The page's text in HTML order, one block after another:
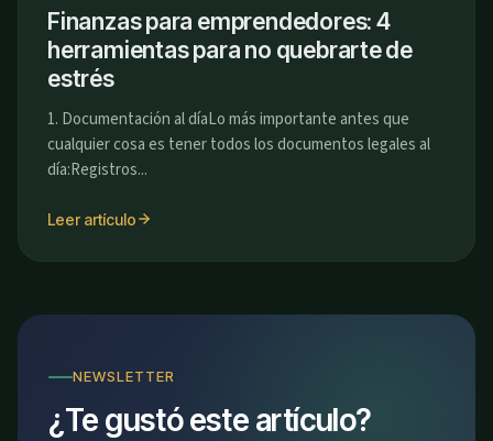
Finanzas para emprendedores: 4
herramientas para no quebrarte de
estrés
1. Documentación al díaLo más importante antes que
cualquier cosa es tener todos los documentos legales al
día:Registros...
Leer artículo
NEWSLETTER
¿Te gustó este artículo?